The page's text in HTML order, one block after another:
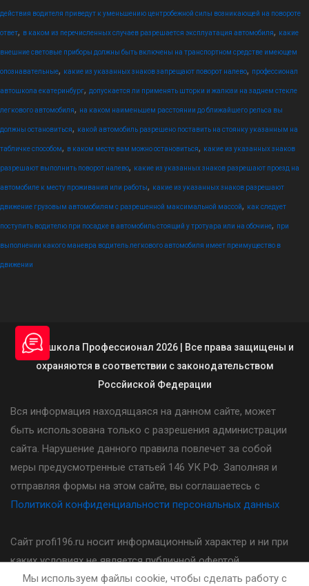
действия водителя приведут к уменьшению центробежной силы возникающей на повороте
ответ, в каком из перечисленных случаев разрешается эксплуатация автомобиля, какие
внешние световые приборы должны быть включены на транспортном средстве имеющем
опознавательные, какие из указанных знаков запрещают поворот налево, профессионал
автошкола екатеринбург, допускается ли применять шторки и жалюзи на заднем стекле
легкового автомобиля, на каком наименьшем расстоянии до ближайшего рельса вы
должны остановиться, какой автомобиль разрешено поставить на стоянку указанным на
табличке способом, в каком месте вам можно остановиться, какие из указанных знаков
разрешают выполнить поворот налево, какие из указанных знаков разрешают проезд на
автомобиле к месту проживания или работы, какие из указанных знаков разрешают
движение грузовым автомобилям с разрешенной максимальной массой, как следует
поступить водителю при посадке в автомобиль стоящий у тротуара или на обочине, при
выполнении какого маневра водитель легкового автомобиля имеет преимущество в
движении
© Автошкола Профессионал 2026 | Все права защищены и
охраняются в соответствии с законодательством
Россйиской Федерации
Вся информация находящаяся на данном сайте, может
быть использована только с разрешения администрации
сайта. Нарушение данного правила повлечет за собой
меры предусмотренные статьей 146 УК РФ. Заполняя и
отправляя формы на этом сайте, вы соглашаетесь с
Политикой конфиденциальности персональных данных
Сайт profi196.ru носит информационный характер и ни при
каких условиях не является публичной офертой,
определяемой положениями статьи 437(2) Гражданского
Мы используем файлы cookie, чтобы сделать работу с